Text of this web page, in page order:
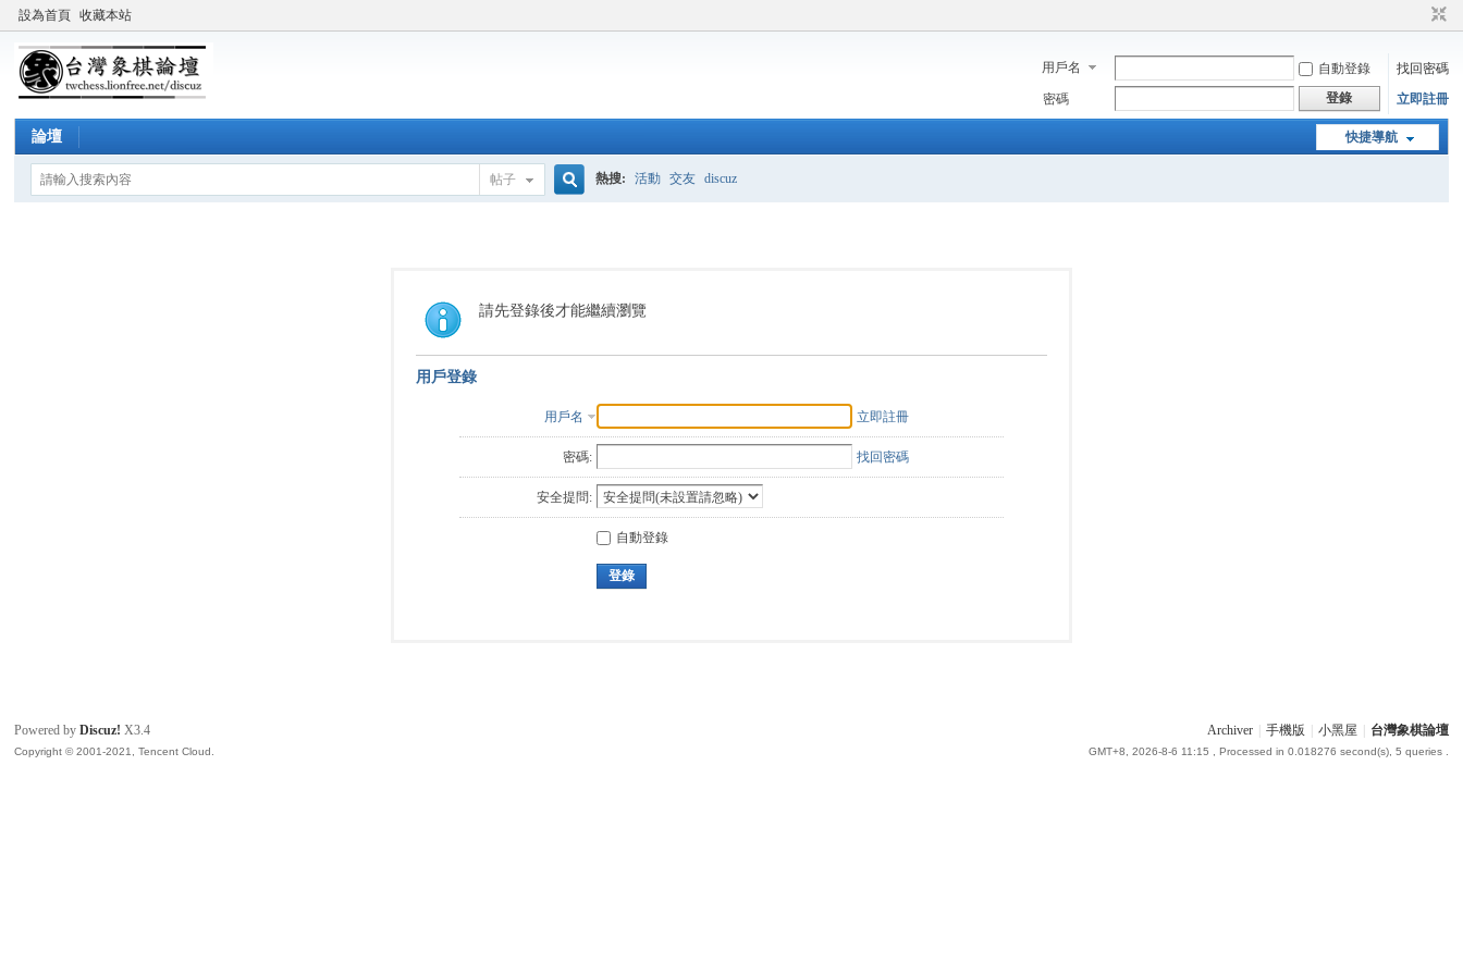
設為首頁 收藏本站
用戶名 自動登錄
找回密碼
密碼
登錄 立即註冊
快捷導航
論壇
帖子
索
熱搜: 活動 交友 discuz
請先登錄後才能繼續瀏覽
用戶登錄
用戶名 立即註冊
密碼: 找回密碼
安全提問:
自動登錄
登錄
Archiver 手機版 小黑屋 台灣象棋論壇
GMT+8, 2026-8-6 11:15 , Processed in 0.018276 second(s), 5 queries .
Powered byDiscuz! X3.4
Copyright © 2001-2021, Tencent Cloud.